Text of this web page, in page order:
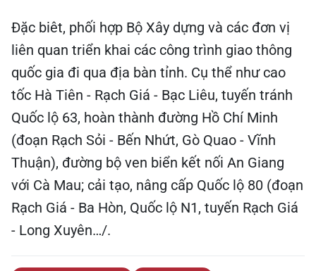
Đặc biêt, phối hợp Bộ Xây dựng và các đơn vị
liên quan triển khai các công trình giao thông
quốc gia đi qua địa bàn tỉnh. Cụ thể như cao
tốc Hà Tiên - Rạch Giá - Bạc Liêu, tuyến tránh
Quốc lộ 63, hoàn thành đường Hồ Chí Minh
(đoạn Rạch Sỏi - Bến Nhứt, Gò Quao - Vĩnh
Thuận), đường bộ ven biển kết nối An Giang
với Cà Mau; cải tạo, nâng cấp Quốc lộ 80 (đoạn
Rạch Giá - Ba Hòn, Quốc lộ N1, tuyến Rạch Giá
- Long Xuyên…/.